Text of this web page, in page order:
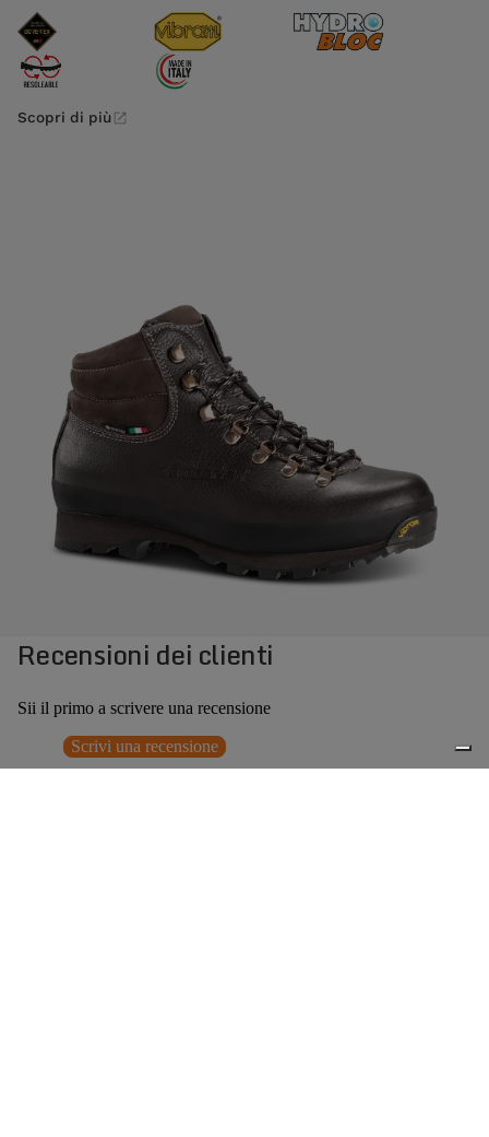
Scopri di più
Recensioni dei clienti
Sii il primo a scrivere una recensione
Scrivi una recensione